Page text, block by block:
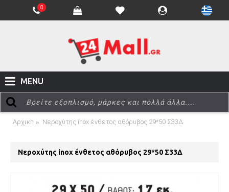
0
MENU
Αρχική Νεροχύτης inox ένθετος αθόρυβος 29*50 Σ33Δ
Νεροχύτης inox ένθετος αθόρυβος 29*50 Σ33Δ